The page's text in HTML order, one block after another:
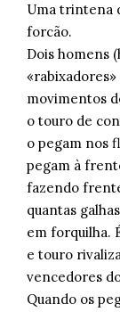
Uma trintena
forcão.
Dois homens
movimentos
o touro de
o pegam nos
pegam à
fazendo
quantas
em forquilha.
e touro
vencedores
Quando os